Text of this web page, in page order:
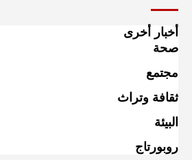
أخبار أخرى
صحة
مجتمع
ثقافة وتراث
البيئة
روبورتاج